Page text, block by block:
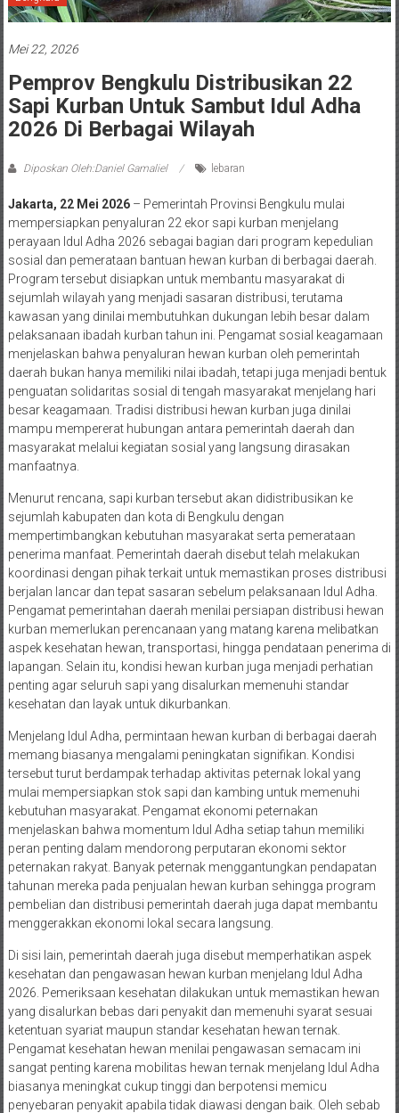
Mei 22, 2026
Pemprov Bengkulu Distribusikan 22
Sapi Kurban Untuk Sambut Idul Adha
2026 Di Berbagai Wilayah
Diposkan Oleh:Daniel Gamaliel lebaran
Jakarta, 22 Mei 2026– Pemerintah Provinsi Bengkulu mulai
mempersiapkan penyaluran 22 ekor sapi kurban menjelang
perayaan Idul Adha 2026 sebagai bagian dari program kepedulian
sosial dan pemerataan bantuan hewan kurban di berbagai daerah.
Program tersebut disiapkan untuk membantu masyarakat di
sejumlah wilayah yang menjadi sasaran distribusi, terutama
kawasan yang dinilai membutuhkan dukungan lebih besar dalam
pelaksanaan ibadah kurban tahun ini. Pengamat sosial keagamaan
menjelaskan bahwa penyaluran hewan kurban oleh pemerintah
daerah bukan hanya memiliki nilai ibadah, tetapi juga menjadi bentuk
penguatan solidaritas sosial di tengah masyarakat menjelang hari
besar keagamaan. Tradisi distribusi hewan kurban juga dinilai
mampu mempererat hubungan antara pemerintah daerah dan
masyarakat melalui kegiatan sosial yang langsung dirasakan
manfaatnya.
Menurut rencana, sapi kurban tersebut akan didistribusikan ke
sejumlah kabupaten dan kota di Bengkulu dengan
mempertimbangkan kebutuhan masyarakat serta pemerataan
penerima manfaat. Pemerintah daerah disebut telah melakukan
koordinasi dengan pihak terkait untuk memastikan proses distribusi
berjalan lancar dan tepat sasaran sebelum pelaksanaan Idul Adha.
Pengamat pemerintahan daerah menilai persiapan distribusi hewan
kurban memerlukan perencanaan yang matang karena melibatkan
aspek kesehatan hewan, transportasi, hingga pendataan penerima di
lapangan. Selain itu, kondisi hewan kurban juga menjadi perhatian
penting agar seluruh sapi yang disalurkan memenuhi standar
kesehatan dan layak untuk dikurbankan.
Menjelang Idul Adha, permintaan hewan kurban di berbagai daerah
memang biasanya mengalami peningkatan signifikan. Kondisi
tersebut turut berdampak terhadap aktivitas peternak lokal yang
mulai mempersiapkan stok sapi dan kambing untuk memenuhi
kebutuhan masyarakat. Pengamat ekonomi peternakan
menjelaskan bahwa momentum Idul Adha setiap tahun memiliki
peran penting dalam mendorong perputaran ekonomi sektor
peternakan rakyat. Banyak peternak menggantungkan pendapatan
tahunan mereka pada penjualan hewan kurban sehingga program
pembelian dan distribusi pemerintah daerah juga dapat membantu
menggerakkan ekonomi lokal secara langsung.
Di sisi lain, pemerintah daerah juga disebut memperhatikan aspek
kesehatan dan pengawasan hewan kurban menjelang Idul Adha
2026. Pemeriksaan kesehatan dilakukan untuk memastikan hewan
yang disalurkan bebas dari penyakit dan memenuhi syarat sesuai
ketentuan syariat maupun standar kesehatan hewan ternak.
Pengamat kesehatan hewan menilai pengawasan semacam ini
sangat penting karena mobilitas hewan ternak menjelang Idul Adha
biasanya meningkat cukup tinggi dan berpotensi memicu
penyebaran penyakit apabila tidak diawasi dengan baik. Oleh sebab